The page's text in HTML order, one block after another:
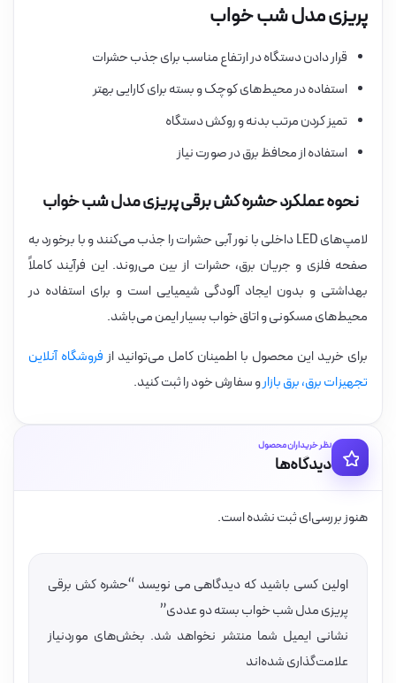
پریزی مدل شب خواب
قرار دادن دستگاه در ارتفاع مناسب برای جذب حشرات
استفاده در محیط‌های کوچک و بسته برای کارایی بهتر
تمیز کردن مرتب بدنه و روکش دستگاه
استفاده از محافظ برق در صورت نیاز
نحوه عملکرد حشره کش برقی پریزی مدل شب خواب
لامپ‌های LED داخلی با نور آبی حشرات را جذب می‌کنند و با برخورد به
صفحه فلزی و جریان برق، حشرات از بین می‌روند. این فرآیند کاملاً
بهداشتی و بدون ایجاد آلودگی شیمیایی است و برای استفاده در
محیط‌های مسکونی و اتاق خواب بسیار ایمن می‌باشد.
برای خرید این محصول با اطمینان کامل می‌توانید ازفروشگاه آنلاین
تجهیزات برق، برق بازارو سفارش خود را ثبت کنید.
نظر خریداران محصول
دیدگاه‌ها
هنوز بررسی‌ای ثبت نشده است.
اولین کسی باشید که دیدگاهی می نویسد “حشره کش برقی
پریزی مدل شب خواب بسته دو عددی”
نشانی ایمیل شما منتشر نخواهد شد. بخش‌های موردنیاز
علامت‌گذاری شده‌اند